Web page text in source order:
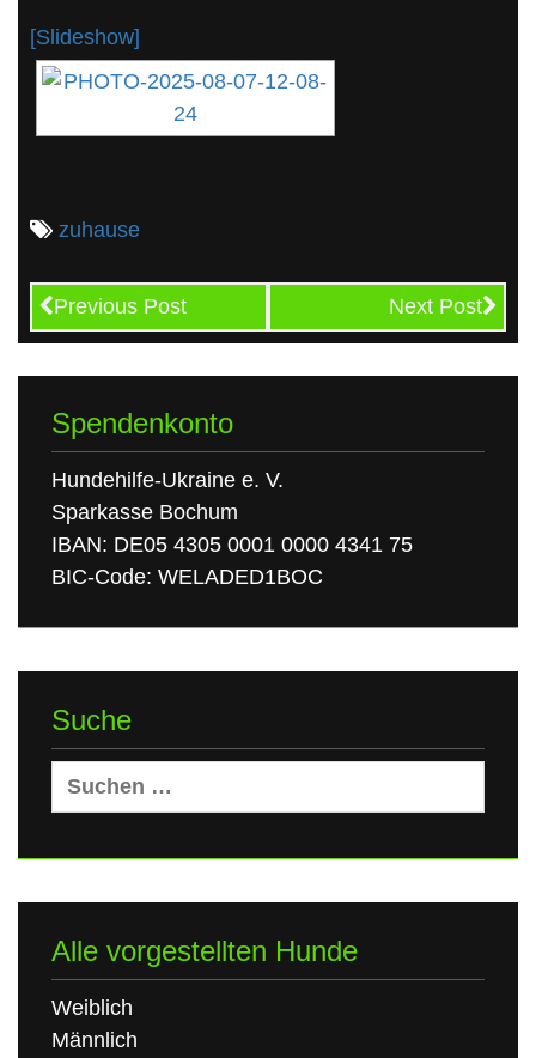
[Slideshow]
zuhause
Previous Post Next Post
Spendenkonto
Hundehilfe-Ukraine e. V.
Sparkasse Bochum
IBAN: DE05 4305 0001 0000 4341 75
BIC-Code: WELADED1BOC
Suche
Suchen
nach:
Alle vorgestellten Hunde
Weiblich
Männlich